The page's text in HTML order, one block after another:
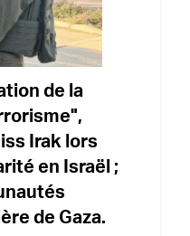
de la
Irak lors
en Israël ;
de Gaza.